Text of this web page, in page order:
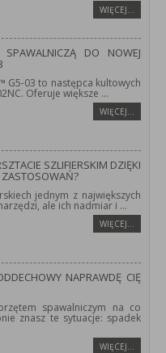
WIĘCEJ…
SPAWALNICZĄ DO NOWEJ
G5-03 to następca kultowych
Oferuje większe ...
WIĘCEJ…
SZLIFIERSKIM DZIĘKI
ZASTOSOWAŃ?
jednym z największych
ale ich nadmiar i ...
WIĘCEJ…
NAPRAWDĘ CIĘ
spawalniczym na co
znasz te sytuacje: spadek
WIĘCEJ…